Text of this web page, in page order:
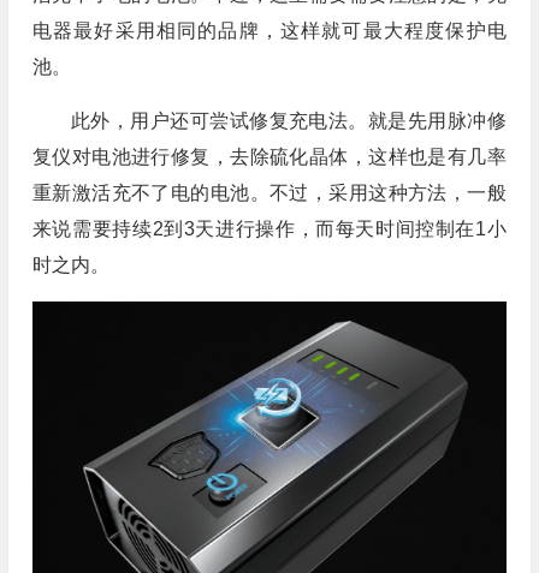
电器最好采用相同的品牌，这样就可最大程度保护电
池。
此外，用户还可尝试修复充电法。就是先用脉冲修
复仪对电池进行修复，去除硫化晶体，这样也是有几率
重新激活充不了电的电池。不过，采用这种方法，一般
来说需要持续2到3天进行操作，而每天时间控制在1小
时之内。